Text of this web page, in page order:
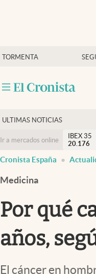
TORMENTA
Economía y finanzas
Criptomonedas
ULTIMAS NOTICIAS
Ir a mercados online
IBEX 35
20.176
Cronista España
Medicina
Por qué
años,
El cáncer en